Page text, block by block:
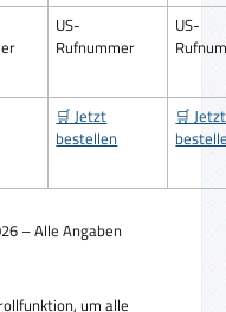
US-
Rufnummer
US-
🛒 Jetzt
bestellen
🛒 Jetzt
– Alle Angaben
um alle